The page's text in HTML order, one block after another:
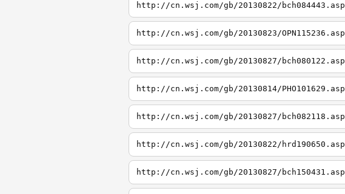
http://cn.wsj.com/gb/20130822/bch084443.asp
http://cn.wsj.com/gb/20130823/OPN115236.asp
http://cn.wsj.com/gb/20130827/bch080122.asp
http://cn.wsj.com/gb/20130814/PHO101629.asp
http://cn.wsj.com/gb/20130827/bch082118.asp
http://cn.wsj.com/gb/20130822/hrd190650.asp
http://cn.wsj.com/gb/20130827/bch150431.asp